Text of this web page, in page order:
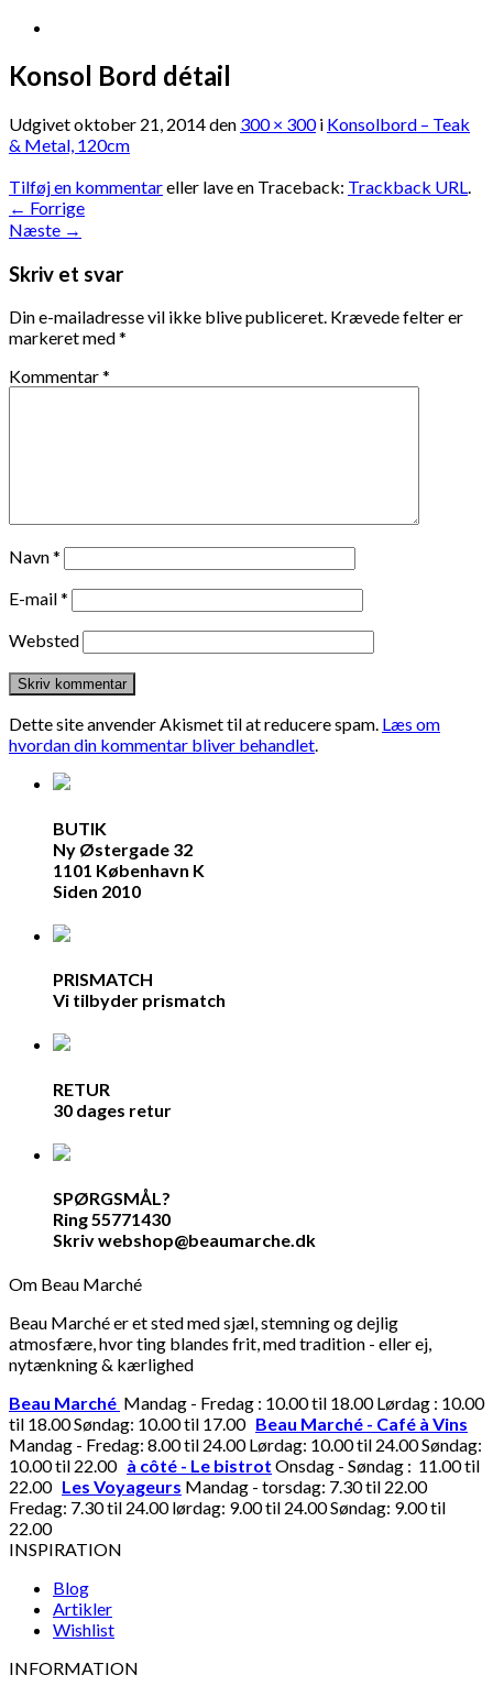
Konsol Bord détail
Udgivetoktober 21, 2014den 300 × 300i Konsolbord – Teak
& Metal, 120cm
Tilføj en kommentareller lave en Traceback: Trackback URL.
← Forrige
Næste →
Skriv et svar
Din e-mailadresse vil ikke blive publiceret. Krævede felter er
markeret med*
Kommentar*
Navn*
E-mail*
Websted
Dette site anvender Akismet til at reducere spam. Læs om
hvordan din kommentar bliver behandlet.
BUTIK
Ny Østergade 32
1101 København K
Siden 2010
PRISMATCH
Vi tilbyder prismatch
RETUR
30 dages retur
SPØRGSMÅL?
Ring 55771430
Skriv webshop@beaumarche.dk
Om Beau Marché
Beau Marché er et sted med sjæl, stemning og dejlig
atmosfære, hvor ting blandes frit, med tradition - eller ej,
nytænkning & kærlighed
Beau Marché Mandag - Fredag : 10.00 til 18.00 Lørdag : 10.00
til 18.00 Søndag: 10.00 til 17.00 Beau Marché - Café à Vins
Mandag - Fredag: 8.00 til 24.00 Lørdag: 10.00 til 24.00 Søndag:
10.00 til 22.00 à côté - Le bistrot Onsdag - Søndag : 11.00 til
22.00 Les Voyageurs Mandag - torsdag: 7.30 til 22.00
Fredag: 7.30 til 24.00 lørdag: 9.00 til 24.00 Søndag: 9.00 til
22.00
INSPIRATION
Blog
Artikler
Wishlist
INFORMATION